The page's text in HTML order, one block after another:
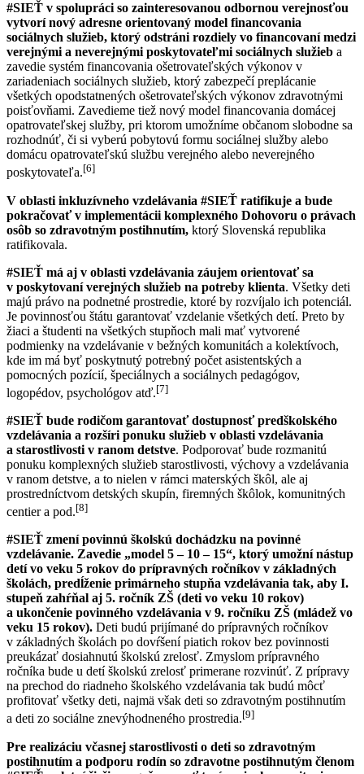
#SIEŤ v spolupráci so zainteresovanou odbornou verejnosťou
vytvorí nový adresne orientovaný model financovania
sociálnych služieb, ktorý odstráni rozdiely vo financovaní medzi
verejnými a neverejnými poskytovateľmi sociálnych služieb a
zavedie systém financovania ošetrovateľských výkonov v
zariadeniach sociálnych služieb, ktorý zabezpečí preplácanie
všetkých opodstatnených ošetrovateľských výkonov zdravotnými
poisťovňami. Zavedieme tiež nový model financovania domácej
opatrovateľskej služby, pri ktorom umožníme občanom slobodne sa
rozhodnúť, či si vyberú pobytovú formu sociálnej služby alebo
domácu opatrovateľskú službu verejného alebo neverejného
poskytovateľa.[6]
V oblasti inkluzívneho vzdelávania #SIEŤ ratifikuje a bude
pokračovať v implementácii komplexného Dohovoru o právach
osôb so zdravotným postihnutím, ktorý Slovenská republika
ratifikovala.
#SIEŤ má aj v oblasti vzdelávania záujem orientovať sa
v poskytovaní verejných služieb na potreby klienta. Všetky deti
majú právo na podnetné prostredie, ktoré by rozvíjalo ich potenciál.
Je povinnosťou štátu garantovať vzdelanie všetkých detí. Preto by
žiaci a študenti na všetkých stupňoch mali mať vytvorené
podmienky na vzdelávanie v bežných komunitách a kolektívoch,
kde im má byť poskytnutý potrebný počet asistentských a
pomocných pozícií, špeciálnych a sociálnych pedagógov,
logopédov, psychológov atď.[7]
#SIEŤ bude rodičom garantovať dostupnosť predškolského
vzdelávania a rozšíri ponuku služieb v oblasti vzdelávania
a starostlivosti v ranom detstve. Podporovať bude rozmanitú
ponuku komplexných služieb starostlivosti, výchovy a vzdelávania
v ranom detstve, a to nielen v rámci materských škôl, ale aj
prostredníctvom detských skupín, firemných škôlok, komunitných
centier a pod.[8]
#SIEŤ zmení povinnú školskú dochádzku na povinné
vzdelávanie. Zavedie „model 5 – 10 – 15“, ktorý umožní nástup
detí vo veku 5 rokov do prípravných ročníkov v základných
školách, predĺženie primárneho stupňa vzdelávania tak, aby I.
stupeň zahŕňal aj 5. ročník ZŠ (deti vo veku 10 rokov)
a ukončenie povinného vzdelávania v 9. ročníku ZŠ (mládež vo
veku 15 rokov). Deti budú prijímané do prípravných ročníkov
v základných školách po dovŕšení piatich rokov bez povinnosti
preukázať dosiahnutú školskú zrelosť. Zmyslom prípravného
ročníka bude u detí školskú zrelosť primerane rozvinúť. Z prípravy
na prechod do riadneho školského vzdelávania tak budú môcť
profitovať všetky deti, najmä však deti so zdravotným postihnutím
a deti zo sociálne znevýhodneného prostredia.[9]
Pre realizáciu včasnej starostlivosti o deti so zdravotným
postihnutím a podporu rodín so zdravotne postihnutým členom